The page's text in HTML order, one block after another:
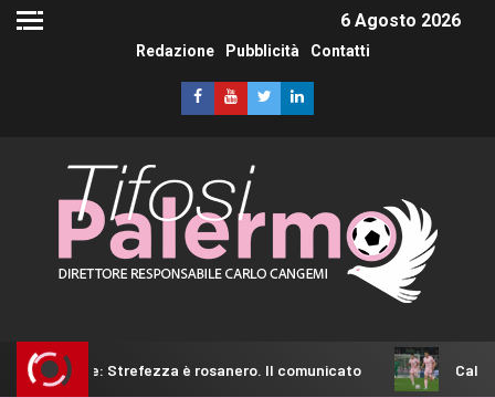
6 Agosto 2026
Redazione Pubblicità Contatti
è rosanero. Il comunicato Calciomercato